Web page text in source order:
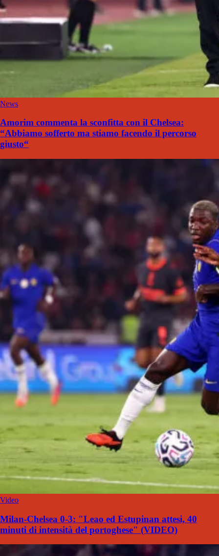
News
Amorim commenta la sconfitta con il Chelsea:
“Abbiamo sofferto ma stiamo facendo il percorso
giusto“
Video
Milan-Chelsea 0-3: "Leao ed Estupinan attesi, 40
minuti di intensità del portoghese" (VIDEO)